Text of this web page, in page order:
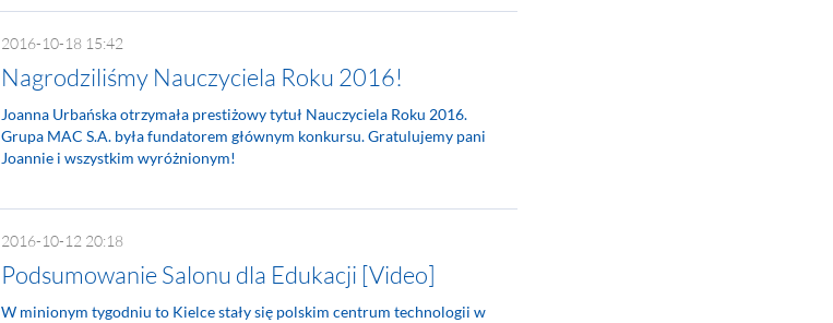
2016-10-18 15:42
Nagrodziliśmy Nauczyciela Roku 2016!
Joanna Urbańska otrzymała prestiżowy tytuł Nauczyciela Roku 2016.
Grupa MAC S.A. była fundatorem głównym konkursu. Gratulujemy pani
Joannie i wszystkim wyróżnionym!
2016-10-12 20:18
Podsumowanie Salonu dla Edukacji [Video]
W minionym tygodniu to Kielce stały się polskim centrum technologii w